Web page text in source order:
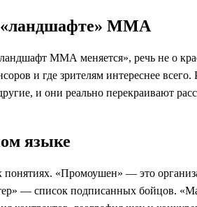
«ландшафте» ММА
ММА меняется», речь не о
и где зрителям интереснее
и они реально перекраивают
языке
понятиях. «Промоушен» — это
— список подписанных бойцов.